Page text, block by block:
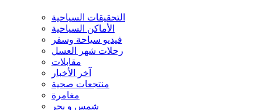
التحقيقات السياحية
الأماكن السياحية
فيديو سياحة وسفر
رحلات شهر العسل
مقابلات
آخر الأخبار
منتجعات صحية
مغامرة
شمس و بحر